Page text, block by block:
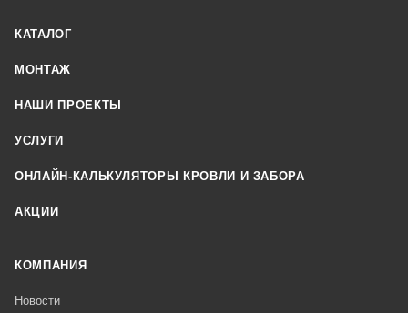
КАТАЛОГ
МОНТАЖ
НАШИ ПРОЕКТЫ
УСЛУГИ
ОНЛАЙН-КАЛЬКУЛЯТОРЫ КРОВЛИ И ЗАБОРА
АКЦИИ
КОМПАНИЯ
Новости